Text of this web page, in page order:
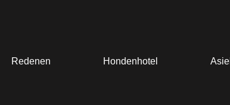
Redenen Hondenhotel Asiel